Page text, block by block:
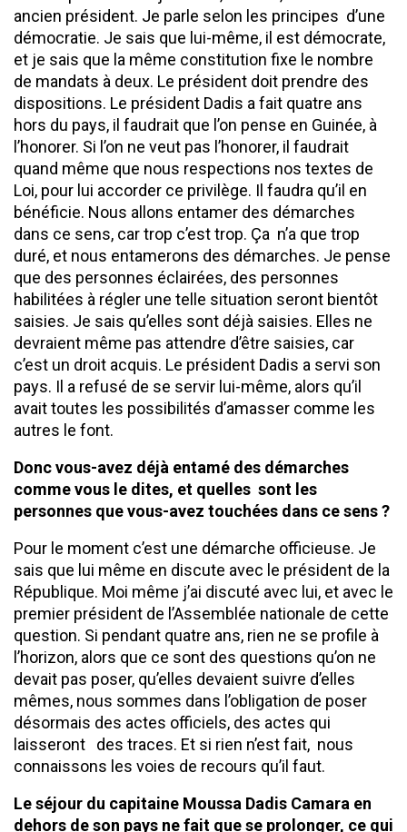
ancien président. Je parle selon les principes d’une
démocratie. Je sais que lui-même, il est démocrate,
et je sais que la même constitution fixe le nombre
de mandats à deux. Le président doit prendre des
dispositions. Le président Dadis a fait quatre ans
hors du pays, il faudrait que l’on pense en Guinée, à
l’honorer. Si l’on ne veut pas l’honorer, il faudrait
quand même que nous respections nos textes de
Loi, pour lui accorder ce privilège. Il faudra qu’il en
bénéficie. Nous allons entamer des démarches
dans ce sens, car trop c’est trop. Ça n’a que trop
duré, et nous entamerons des démarches. Je pense
que des personnes éclairées, des personnes
habilitées à régler une telle situation seront bientôt
saisies. Je sais qu’elles sont déjà saisies. Elles ne
devraient même pas attendre d’être saisies, car
c’est un droit acquis. Le président Dadis a servi son
pays. Il a refusé de se servir lui-même, alors qu’il
avait toutes les possibilités d’amasser comme les
autres le font.
Donc vous-avez déjà entamé des démarches
comme vous le dites, et quelles sont les
personnes que vous-avez touchées dans ce sens ?
Pour le moment c’est une démarche officieuse. Je
sais que lui même en discute avec le président de la
République. Moi même j’ai discuté avec lui, et avec le
premier président de l’Assemblée nationale de cette
question. Si pendant quatre ans, rien ne se profile à
l’horizon, alors que ce sont des questions qu’on ne
devait pas poser, qu’elles devaient suivre d’elles
mêmes, nous sommes dans l’obligation de poser
désormais des actes officiels, des actes qui
laisseront des traces. Et si rien n’est fait, nous
connaissons les voies de recours qu’il faut.
Le séjour du capitaine Moussa Dadis Camara en
dehors de son pays ne fait que se prolonger, ce qui